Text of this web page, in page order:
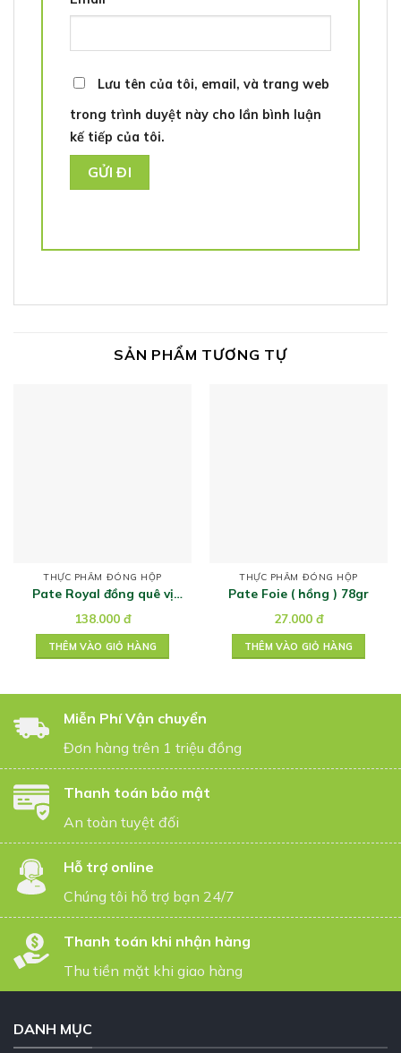
Lưu tên của tôi, email, và trang web
trong trình duyệt này cho lần bình luận
kế tiếp của tôi.
SẢN PHẨM TƯƠNG TỰ
THỰC PHẨM ĐÓNG HỘP
Pate Royal đồng quê vị
nhuyễn 180g
138.000 đ
THÊM VÀO GIỎ HÀNG
THỰC PHẨM ĐÓNG HỘP
Pate Foie ( hồng ) 78gr
27.000 đ
THÊM VÀO GIỎ HÀNG
Miễn Phí Vận chuyển
Đơn hàng trên 1 triệu đồng
Thanh toán bảo mật
An toàn tuyệt đối
Hỗ trợ online
Chúng tôi hỗ trợ bạn 24/7
Thanh toán khi nhận hàng
Thu tiền mặt khi giao hàng
DANH MỤC